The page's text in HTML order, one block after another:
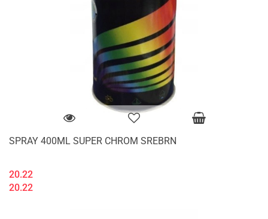
SPRAY 400ML SUPER CHROM SREBRN
20.22
20.22